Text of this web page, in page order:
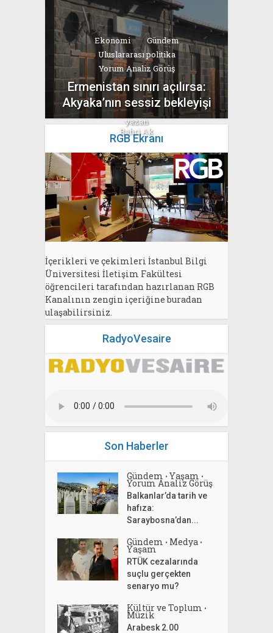
Ekonomi
Gündem
Uluslararası politika
Yorum Analiz Görüş
Ermenistan sınırı açılırsa:
Akyaka’nın sessiz bekleyişi
yazan
Bahri Ak
RGB Ekranı
İçerikleri ve çekimleri İstanbul Bilgi
Üniversitesi İletişim Fakültesi
öğrencileri tarafından hazırlanan RGB
Kanalının zengin içeriğine buradan
ulaşabilirsiniz.
RadyoVesaire
Son Haberler
Gündem • Yaşam •
Yorum Analiz Görüş
Balkanlar’da tarih ve
hafıza:
Saraybosna’dan...
Gündem • Medya •
Yaşam
RTÜK cezalarında
suçlu gerçekten
senaryo mu?
Kültür ve Toplum •
Müzik
Arabesk 2.00